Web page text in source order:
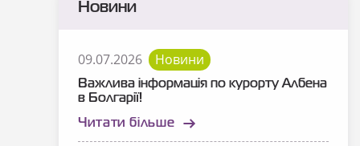
Новини
09.07.2026 Новини
Важлива інформація по курорту Албена
в Болгарії!
Читати більше